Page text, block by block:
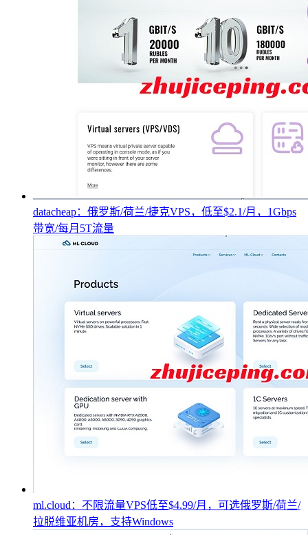
datacheap：俄罗斯/荷兰/捷克VPS，低至$2.1/月，1Gbps
带宽/每月5T流量
ml.cloud：不限流量VPS低至$4.99/月，可选俄罗斯/荷兰/
拉脱维亚机房，支持Windows